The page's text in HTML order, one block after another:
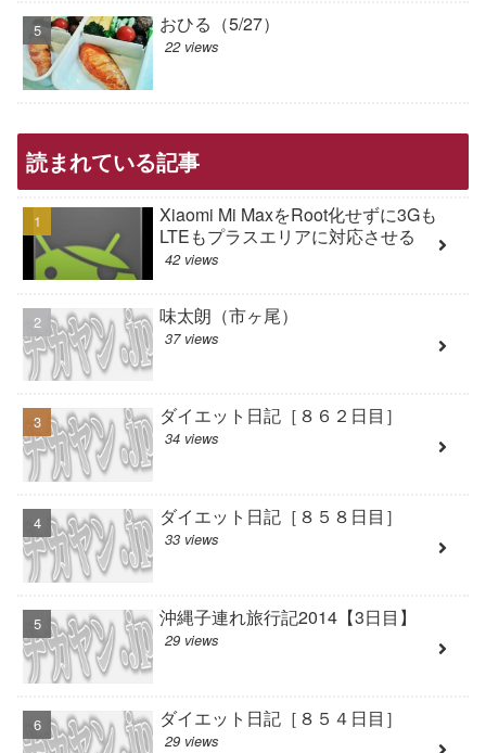
おひる（5/27）
22 views
読まれている記事
Xiaomi Mi MaxをRoot化せずに3Gも
LTEもプラスエリアに対応させる
42 views
味太朗（市ヶ尾）
37 views
ダイエット日記［８６２日目］
34 views
ダイエット日記［８５８日目］
33 views
沖縄子連れ旅行記2014【3日目】
29 views
ダイエット日記［８５４日目］
29 views